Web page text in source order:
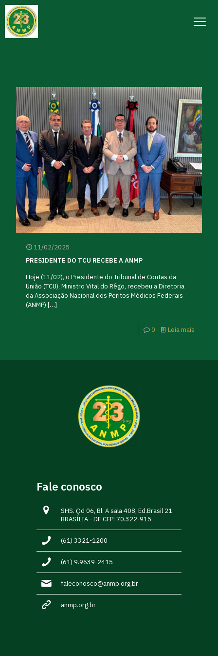
11/02/2025
PRESIDENTE DO TCU RECEBE A ANMP
Hoje (11/02), o Presidente do Tribunal de Contas da
União (TCU), Ministro Vital do Rêgo, recebeu a Diretoria
da Associação Nacional dos Peritos Médicos Federais
(ANMP) […]
0 Leia mais
Fale conosco
SHS. Qd 06, Bl. A sala 408, Ed.Brasil 21
BRASÍLIA - DF CEP: 70.322-915
(61) 3321-1200
(61) 9.9639-2415
faleconosco@anmp.org.br
anmp.org.br